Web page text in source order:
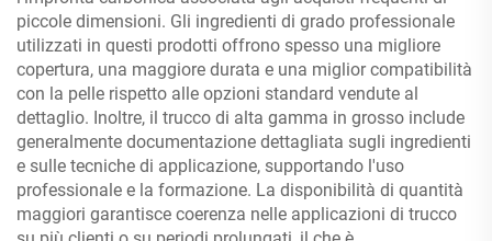
piccole dimensioni. Gli ingredienti di grado professionale
utilizzati in questi prodotti offrono spesso una migliore
copertura, una maggiore durata e una miglior compatibilità
con la pelle rispetto alle opzioni standard vendute al
dettaglio. Inoltre, il trucco di alta gamma in grosso include
generalmente documentazione dettagliata sugli ingredienti
e sulle tecniche di applicazione, supportando l'uso
professionale e la formazione. La disponibilità di quantità
maggiori garantisce coerenza nelle applicazioni di trucco